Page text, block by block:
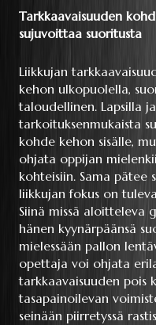
Tarkkaavaisuuden
sujuvoittaa suoritusta
Liikkujan
kehon ulkopuolella,
taloudellinen. Lapsilla
tarkoituksenmukaista
kohde kehon sisälle,
ohjata oppijan
kohteisiin. Sama pätee
liikkujan fokus on
Siinä missä aloitteleva
hänen kyynärpäänsä
mielessään pallon
opettaja voi ohjata
tarkkaavaisuuden pois
tasapainoilevan
seinään piirretyssä